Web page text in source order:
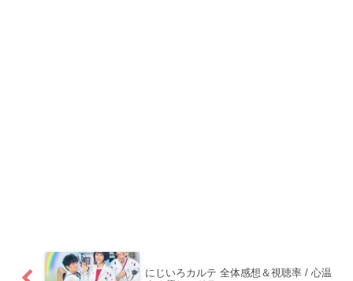
にじいろカルテ 全体感想＆視聴率 / 心温